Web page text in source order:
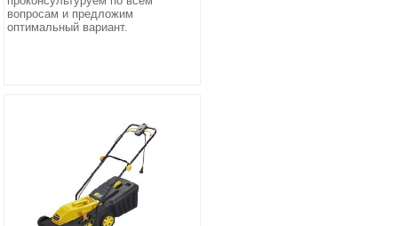
вопросам и предложим
оптимальный вариант.